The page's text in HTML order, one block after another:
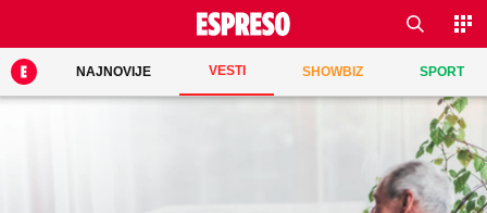
NAJNOVIJE VESTI SHOWBIZ SPORT